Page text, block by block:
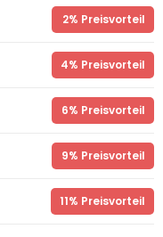
2% Preisvorteil
4% Preisvorteil
6% Preisvorteil
9% Preisvorteil
11% Preisvorteil